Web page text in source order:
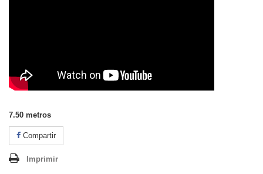
7.50 metros
Compartir
Imprimir